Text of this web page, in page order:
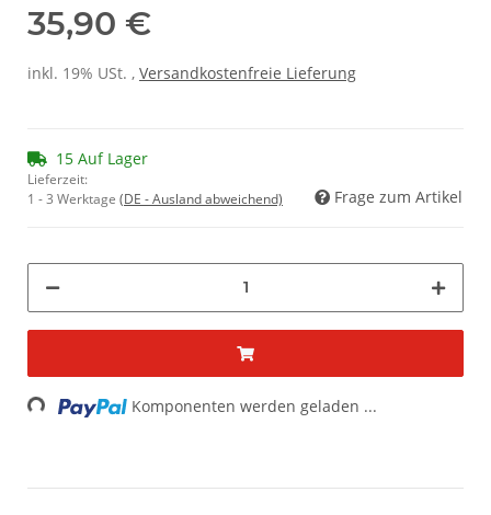
35,90 €
inkl. 19% USt. , Versandkostenfreie Lieferung
15 Auf Lager
Lieferzeit:
1 - 3 Werktage (DE - Ausland abweichend) Frage zum Artikel
Loading... Komponenten werden geladen ...